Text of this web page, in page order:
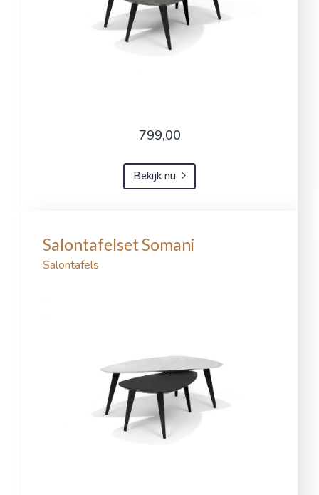
799,00
Bekijk nu
Salontafelset Somani
Salontafels